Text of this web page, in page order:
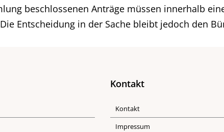
beschlossenen Anträge müssen innerhalb
Entscheidung in der Sache bleibt jedoch den
Kontakt
Kontakt
Impressum